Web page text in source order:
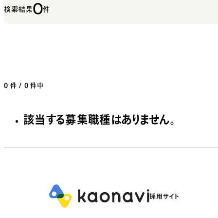
検索結果0件
0 件 / 0 件中
該当する募集職種はありません。